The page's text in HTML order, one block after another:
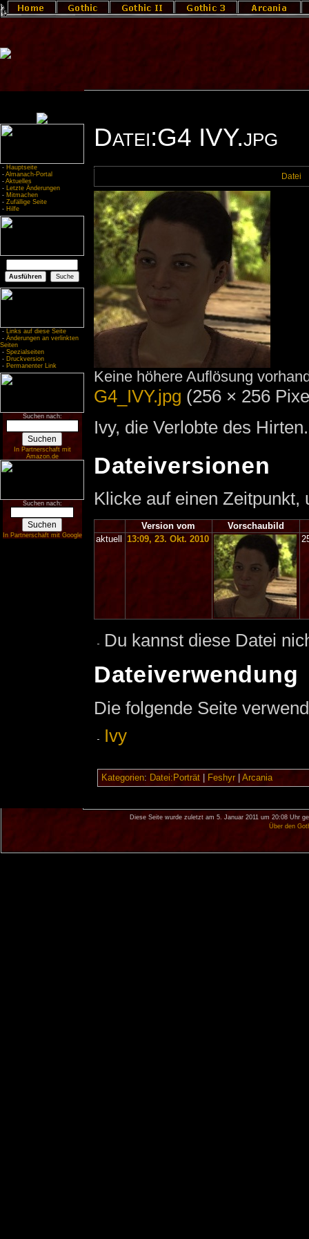
- Hauptseite
- Almanach-Portal
- Aktuelles
- Letzte Änderungen
- Mitmachen
- Zufällige Seite
- Hilfe
- Links auf diese Seite
- Änderungen an verlinkten
Seiten
- Spezialseiten
- Druckversion
- Permanenter Link
Suchen nach:
In Partnerschaft mit
Amazon.de
Suchen nach:
In Partnerschaft mit Google
Datei:G4 IVY.jpg
Datei
Keine höhere Auflösung
G4_IVY.jpg (256 × 256
Ivy, die Verlobte des Hirten.
Dateiversionen
Klicke auf einen
Version vom
Vorschaubild
aktuell
13:09, 23. Okt. 2010
Du kannst diese Datei
Dateiverwendung
Die folgende Seite
Ivy
Kategorien: Datei:Porträt| Feshyr| Arcania
Diese Seite wurde zuletzt am 5. Januar 2011 um 20:08 Uhr
Über den